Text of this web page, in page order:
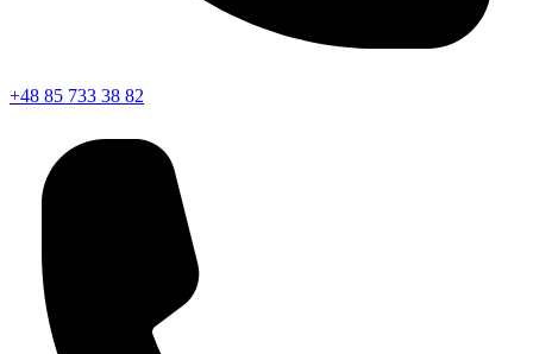
+48 85 733 38 82